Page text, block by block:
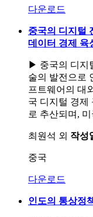
다운로드
중국의 디지털
데이터 경제 육
▶ 중국의 디지
술의 발전으로
프트웨어의 대
국 디지털 경제
로 추산되며, 미
최원석 외 작성
중국
다운로드
인도의 통상정